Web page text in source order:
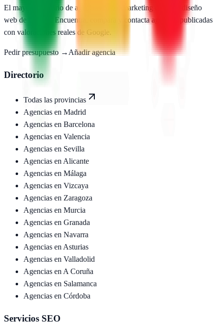
El mayor directorio de agencias SEO, marketing digital y diseño
web de España. Encuentra, compara y contacta agencias publicadas
con valoraciones reales de Google.
Pedir presupuesto → Añadir agencia
Directorio
Todas las provincias
Agencias en Madrid
Agencias en Barcelona
Agencias en Valencia
Agencias en Sevilla
Agencias en Alicante
Agencias en Málaga
Agencias en Vizcaya
Agencias en Zaragoza
Agencias en Murcia
Agencias en Granada
Agencias en Navarra
Agencias en Asturias
Agencias en Valladolid
Agencias en A Coruña
Agencias en Salamanca
Agencias en Córdoba
Servicios SEO